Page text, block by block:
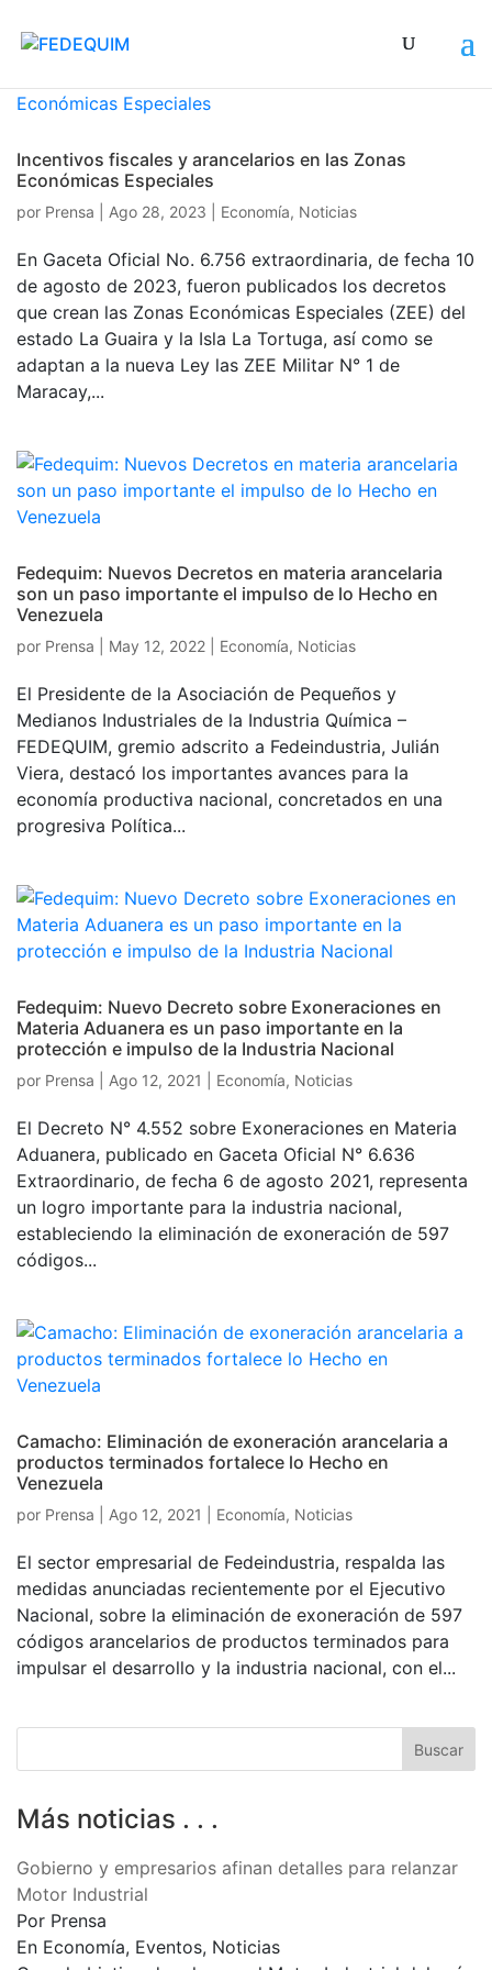
Incentivos fiscales y arancelarios en las Zonas
Económicas Especiales
por Prensa Ago 28, 2023 Economía, Noticias
En Gaceta Oficial No. 6.756 extraordinaria, de fecha 10
de agosto de 2023, fueron publicados los decretos
que crean las Zonas Económicas Especiales (ZEE) del
estado La Guaira y la Isla La Tortuga, así como se
adaptan a la nueva Ley las ZEE Militar N° 1 de
Maracay,...
Fedequim: Nuevos Decretos en materia arancelaria
son un paso importante el impulso de lo Hecho en
Venezuela
por Prensa May 12, 2022 Economía, Noticias
El Presidente de la Asociación de Pequeños y
Medianos Industriales de la Industria Química –
FEDEQUIM, gremio adscrito a Fedeindustria, Julián
Viera, destacó los importantes avances para la
economía productiva nacional, concretados en una
progresiva Política...
Fedequim: Nuevo Decreto sobre Exoneraciones en
Materia Aduanera es un paso importante en la
protección e impulso de la Industria Nacional
por Prensa Ago 12, 2021 Economía, Noticias
El Decreto N° 4.552 sobre Exoneraciones en Materia
Aduanera, publicado en Gaceta Oficial N° 6.636
Extraordinario, de fecha 6 de agosto 2021, representa
un logro importante para la industria nacional,
estableciendo la eliminación de exoneración de 597
códigos...
Camacho: Eliminación de exoneración arancelaria a
productos terminados fortalece lo Hecho en
Venezuela
por Prensa Ago 12, 2021 Economía, Noticias
El sector empresarial de Fedeindustria, respalda las
medidas anunciadas recientemente por el Ejecutivo
Nacional, sobre la eliminación de exoneración de 597
códigos arancelarios de productos terminados para
impulsar el desarrollo y la industria nacional, con el...
Más noticias . . .
Gobierno y empresarios afinan detalles para relanzar
Motor Industrial
Por Prensa
En Economía, Eventos, Noticias